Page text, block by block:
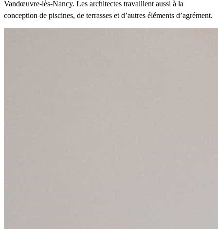
Vandœuvre-lès-Nancy. Les architectes travaillent aussi à la
conception de piscines, de terrasses et d’autres éléments d’agrément.